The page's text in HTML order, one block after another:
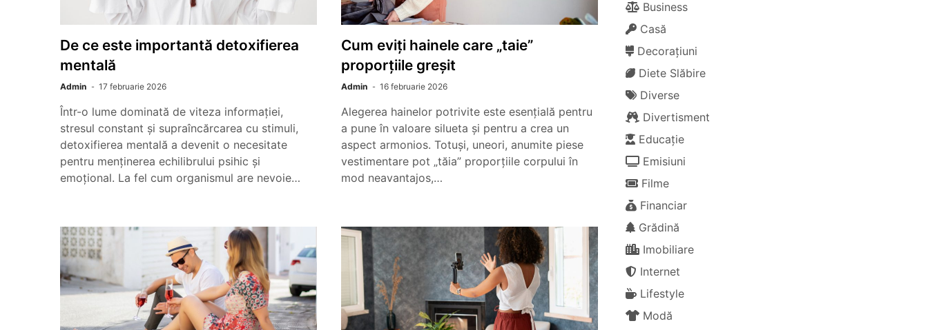
De ce este importantă detoxifierea
mentală
Admin 17 februarie 2026
Într-o lume dominată de viteza informației,
stresul constant și supraîncărcarea cu stimuli,
detoxifierea mentală a devenit o necesitate
pentru menținerea echilibrului psihic și
emoțional. La fel cum organismul are nevoie…
Cum eviți hainele care „taie”
proporțiile greșit
Admin 16 februarie 2026
Alegerea hainelor potrivite este esențială pentru
a pune în valoare silueta și pentru a crea un
aspect armonios. Totuși, uneori, anumite piese
vestimentare pot „tăia” proporțiile corpului în
mod neavantajos,…
Business
Casă
Decorațiuni
Diete Slăbire
Diverse
Divertisment
Educație
Emisiuni
Filme
Financiar
Grădină
Imobiliare
Internet
Lifestyle
Modă